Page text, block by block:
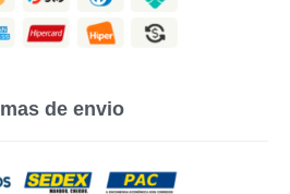
de envio